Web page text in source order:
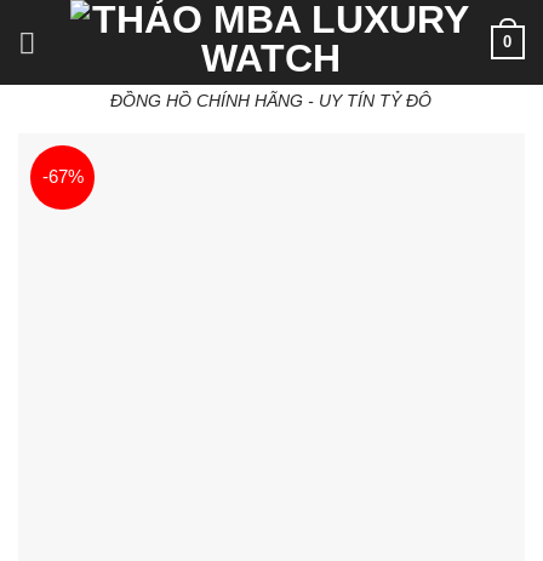
ĐỒNG HỒ CHÍNH HÃNG - UY TÍN TỶ ĐÔ
0
-67%